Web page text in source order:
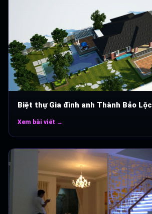
Biệt thự Gia đình anh Thành Bảo Lộc
Xem bài viết →